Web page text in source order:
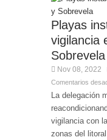
Playas
vigilancia
Sobrevela
Nov 08, 2022
Comentarios
La delegación
vigilancia con
zonas del